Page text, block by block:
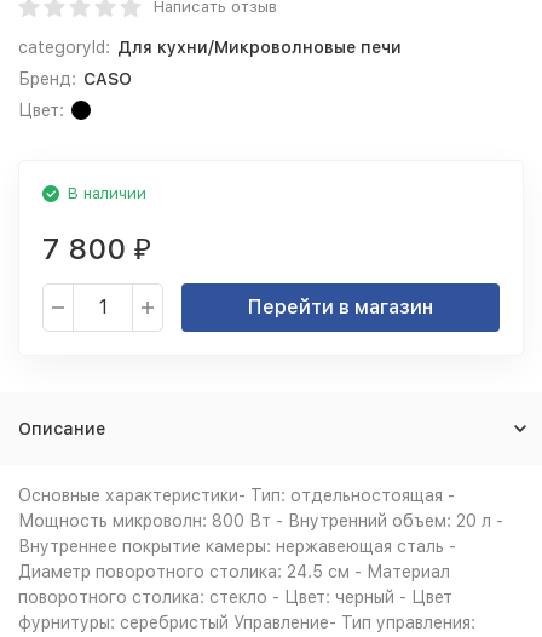
Написать отзыв
categoryId: Для кухни/Микроволновые печи
Бренд: CASO
Цвет:
В наличии
7 800 ₽
Перейти в магазин
Описание
Основные характеристики- Тип: отдельностоящая -
Мощность микроволн: 800 Вт - Внутренний объем: 20 л -
Внутреннее покрытие камеры: нержавеющая сталь -
Диаметр поворотного столика: 24.5 см - Материал
поворотного столика: стекло - Цвет: черный - Цвет
фурнитуры: серебристый Управление- Тип управления: